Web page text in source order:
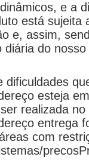
e a
está sujeita
e, assim,
do
esteja
realizada
entrega
com